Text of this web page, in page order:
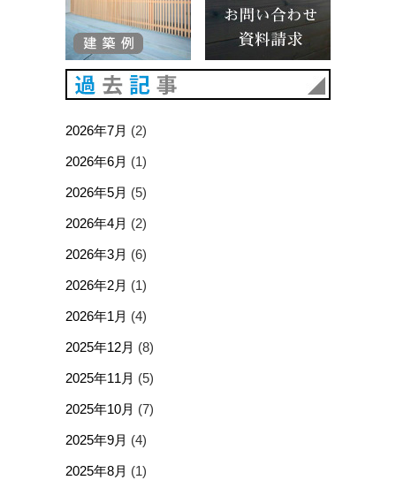
2026年7月 (2)
2026年6月 (1)
2026年5月 (5)
2026年4月 (2)
2026年3月 (6)
2026年2月 (1)
2026年1月 (4)
2025年12月 (8)
2025年11月 (5)
2025年10月 (7)
2025年9月 (4)
2025年8月 (1)